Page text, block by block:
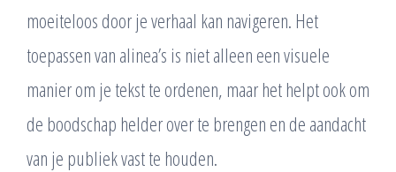
moeiteloos door je verhaal kan navigeren. Het
toepassen van alinea’s is niet alleen een visuele
manier om je tekst te ordenen, maar het helpt ook om
de boodschap helder over te brengen en de aandacht
van je publiek vast te houden.